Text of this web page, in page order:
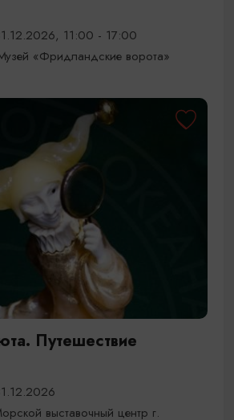
11:00 - 17:00
«Фридландские ворота»
Путешествие
выставочный центр г.